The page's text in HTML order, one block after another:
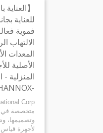
【
للعناية
فموية
الالتهاب
المعدات
الأصلية
المنزلية -
-HANNOX
متخصصة في
وتصميمها،
لأجهزة